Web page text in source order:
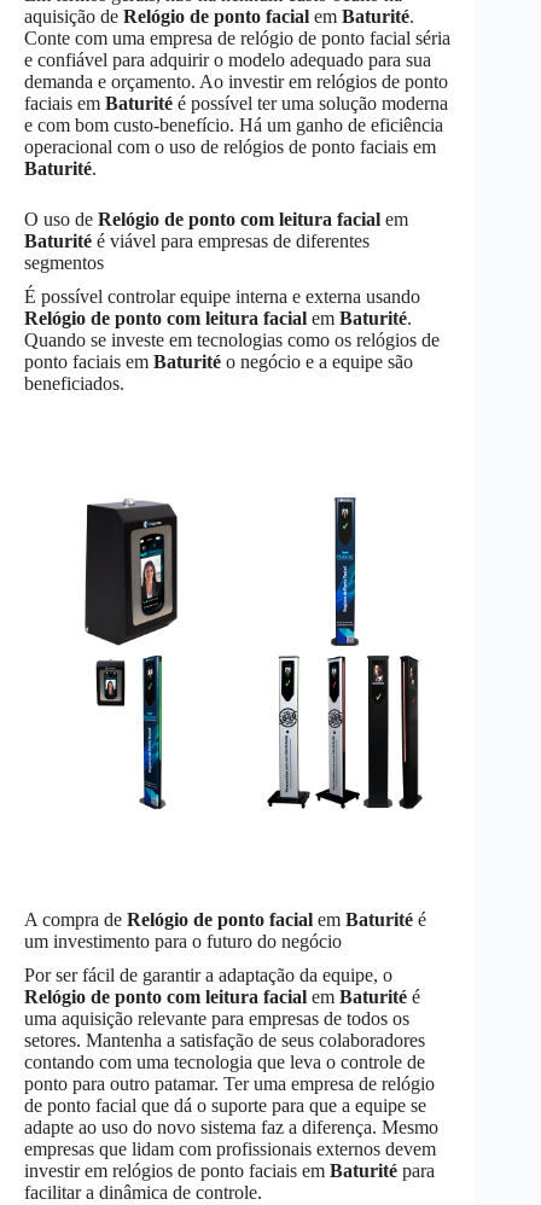
aquisição de Relógio de ponto facial em Baturité.
Conte com uma empresa de relógio de ponto facial séria
e confiável para adquirir o modelo adequado para sua
demanda e orçamento. Ao investir em relógios de ponto
faciais em Baturité é possível ter uma solução moderna
e com bom custo-benefício. Há um ganho de eficiência
operacional com o uso de relógios de ponto faciais em
Baturité.
O uso de Relógio de ponto com leitura facial em
Baturité é viável para empresas de diferentes
segmentos
É possível controlar equipe interna e externa usando
Relógio de ponto com leitura facial em Baturité.
Quando se investe em tecnologias como os relógios de
ponto faciais em Baturité o negócio e a equipe são
beneficiados.
A compra de Relógio de ponto facial em Baturité é
um investimento para o futuro do negócio
Por ser fácil de garantir a adaptação da equipe, o
Relógio de ponto com leitura facial em Baturité é
uma aquisição relevante para empresas de todos os
setores. Mantenha a satisfação de seus colaboradores
contando com uma tecnologia que leva o controle de
ponto para outro patamar. Ter uma empresa de relógio
de ponto facial que dá o suporte para que a equipe se
adapte ao uso do novo sistema faz a diferença. Mesmo
empresas que lidam com profissionais externos devem
investir em relógios de ponto faciais em Baturité para
facilitar a dinâmica de controle.